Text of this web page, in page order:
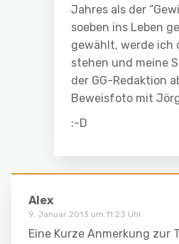
Jahres als der
soeben ins Leben
gewählt, werde ich
stehen und meine
der GG-Redaktion
Beweisfoto mit
:-D
Alex
9. Januar 2013 um 11:23 Uhr
Eine Kurze Anmerkung zur